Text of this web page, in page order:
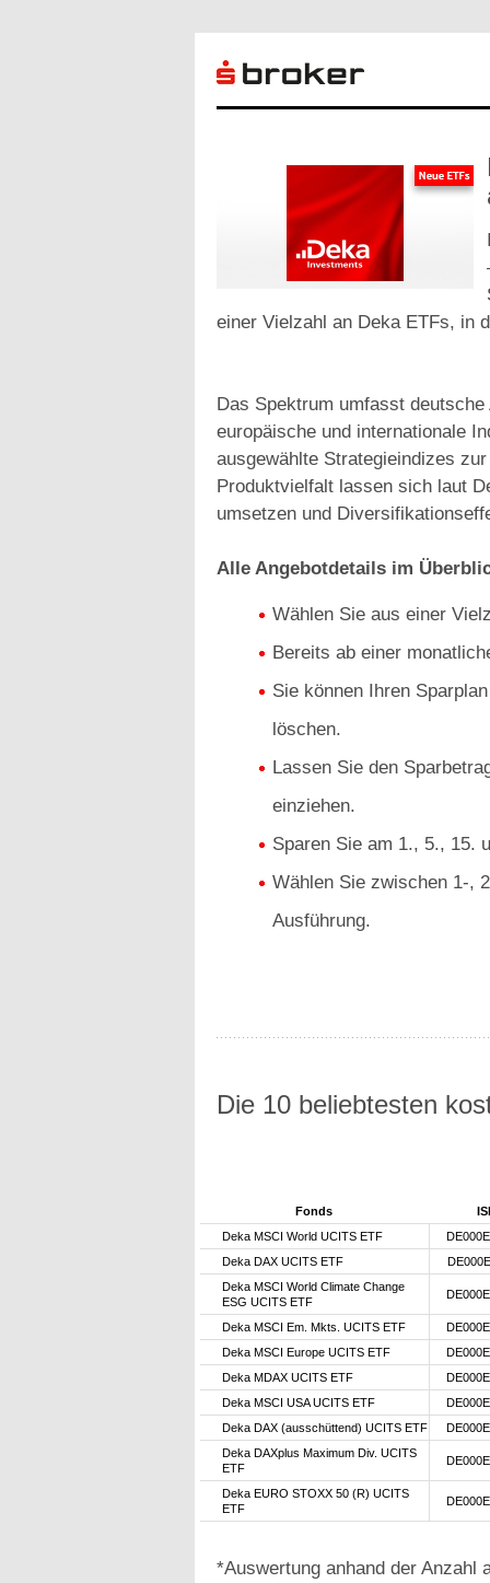
einer Vielzahl an Deka ETFs, in
Das Spektrum umfasst
europäische und internationale
ausgewählte Strategieindizes
Produktvielfalt lassen sich laut
umsetzen und
Alle Angebotdetails im
Wählen Sie aus einer
Bereits ab einer
Sie können Ihren
löschen.
Lassen Sie den
einziehen.
Sparen Sie am 1., 5., 15.
Wählen Sie zwischen 1-,
Ausführung.
Die 10 beliebtesten
Fonds
Deka MSCI World UCITS ETF
Deka DAX UCITS ETF
Deka MSCI World Climate Change
ESG UCITS ETF
Deka MSCI Em. Mkts. UCITS ETF
Deka MSCI Europe UCITS ETF
Deka MDAX UCITS ETF
Deka MSCI USA UCITS ETF
Deka DAX (ausschüttend) UCITS ETF
Deka DAXplus Maximum Div. UCITS
ETF
Deka EURO STOXX 50 (R) UCITS
ETF
*Auswertung anhand der Anzahl